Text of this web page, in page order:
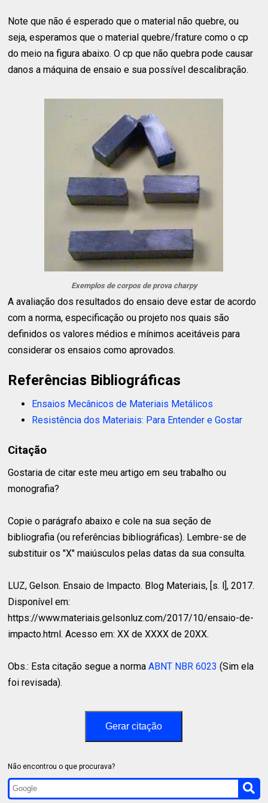
Note que não é esperado que o material não quebre, ou
seja, esperamos que o material quebre/frature como o cp
do meio na figura abaixo. O cp que não quebra pode causar
danos a máquina de ensaio e sua possível descalibração.
Exemplos de corpos de prova charpy
A avaliação dos resultados do ensaio deve estar de acordo
com a norma, especificação ou projeto nos quais são
definidos os valores médios e mínimos aceitáveis para
considerar os ensaios como aprovados.
Referências Bibliográficas
Ensaios Mecânicos de Materiais Metálicos
Resistência dos Materiais: Para Entender e Gostar
Citação
Gostaria de citar este meu artigo em seu trabalho ou
monografia?
Copie o parágrafo abaixo e cole na sua seção de
bibliografia (ou referências bibliográficas). Lembre-se de
substituir os "X" maiúsculos pelas datas da sua consulta.
LUZ, Gelson. Ensaio de Impacto. Blog Materiais, [s. l], 2017.
Disponível em:
https://www.materiais.gelsonluz.com/2017/10/ensaio-de-
impacto.html. Acesso em: XX de XXXX de 20XX.
Obs.: Esta citação segue a normaABNT NBR 6023 (Sim ela
foi revisada).
Gerar citação
Não encontrou o que procurava?